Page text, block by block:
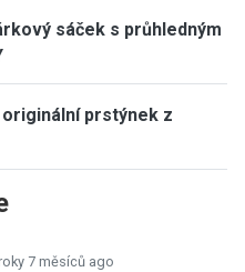
sáček s průhledným
prstýnek z
7 měsíců ago